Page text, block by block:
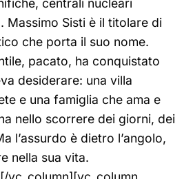
centrali nucleari
Massimo Sisti è il titolare di
che porta il suo nome.
pacato, ha conquistato
desiderare: una villa
e una famiglia che ama e
nello scorrere dei giorni, dei
l’assurdo è dietro l’angolo,
nella sua vita.